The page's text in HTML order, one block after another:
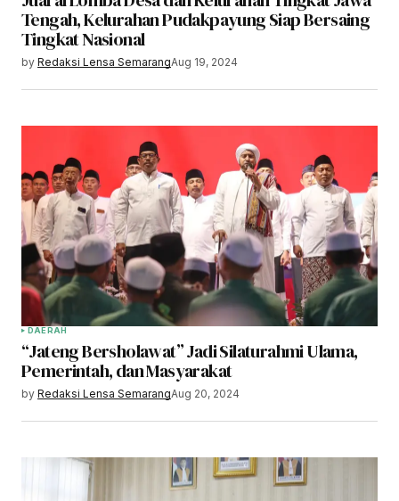
Tengah, Kelurahan Pudakpayung Siap Bersaing
Tingkat Nasional
by Redaksi Lensa SemarangAug 19, 2024
DAERAH
“Jateng Bersholawat” Jadi Silaturahmi Ulama,
Pemerintah, dan Masyarakat
by Redaksi Lensa SemarangAug 20, 2024